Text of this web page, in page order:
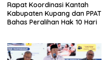
Rapat Koordinasi Kantah
Kabupaten Kupang dan PPAT
Bahas Peralihan Hak 10 Hari